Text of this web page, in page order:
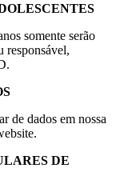
somente serão
responsável,
de dados em nossa
DE